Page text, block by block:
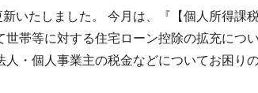
いたしました。 今月は、『【個人所得課
帯等に対する住宅ローン控除の拡充につ
人・個人事業主の税金などについてお困り